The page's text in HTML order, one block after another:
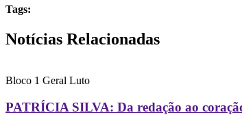
Tags:
Notícias Relacionadas
Bloco 1 Geral Luto
PATRÍCIA SILVA: Da redação ao